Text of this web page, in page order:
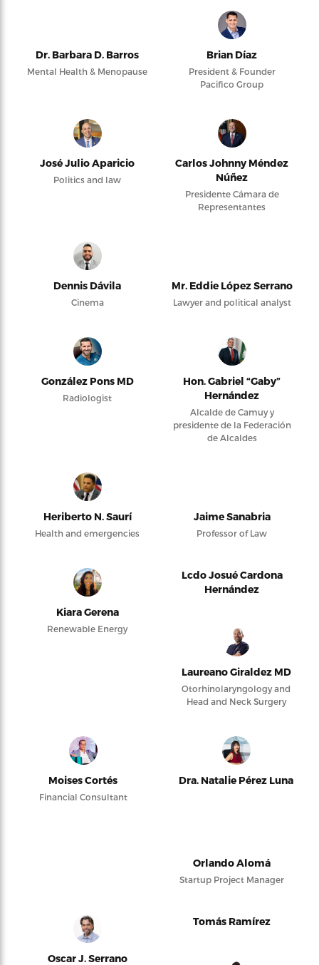
Dr. Barbara D. Barros
Mental Health & Menopause
Brian Díaz
President & Founder
Pacifico Group
José Julio Aparicio
Politics and law
Carlos Johnny Méndez
Núñez
Presidente Cámara de
Representantes
Dennis Dávila
Cinema
Mr. Eddie López Serrano
Lawyer and political analyst
González Pons MD
Radiologist
Hon. Gabriel “Gaby”
Hernández
Alcalde de Camuy y
presidente de la Federación
de Alcaldes
Heriberto N. Saurí
Health and emergencies
Jaime Sanabria
Professor of Law
Kiara Gerena
Renewable Energy
Lcdo Josué Cardona
Hernández
Laureano Giraldez MD
Otorhinolaryngology and
Head and Neck Surgery
Moises Cortés
Financial Consultant
Dra. Natalie Pérez Luna
Orlando Alomá
Startup Project Manager
Oscar J. Serrano
Tomás Ramírez